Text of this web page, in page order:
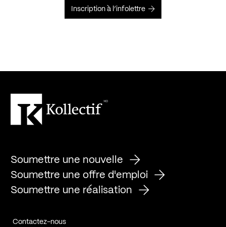
Inscription à l’infolettre
Soumettre une nouvelle
Soumettre une offre d'emploi
Soumettre une réalisation
Contactez-nous